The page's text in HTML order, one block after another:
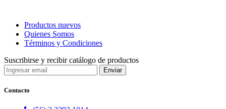
Productos nuevos
Quienes Somos
Términos y Condiciones
Suscribirse y recibir catálogo de productos
Contacto